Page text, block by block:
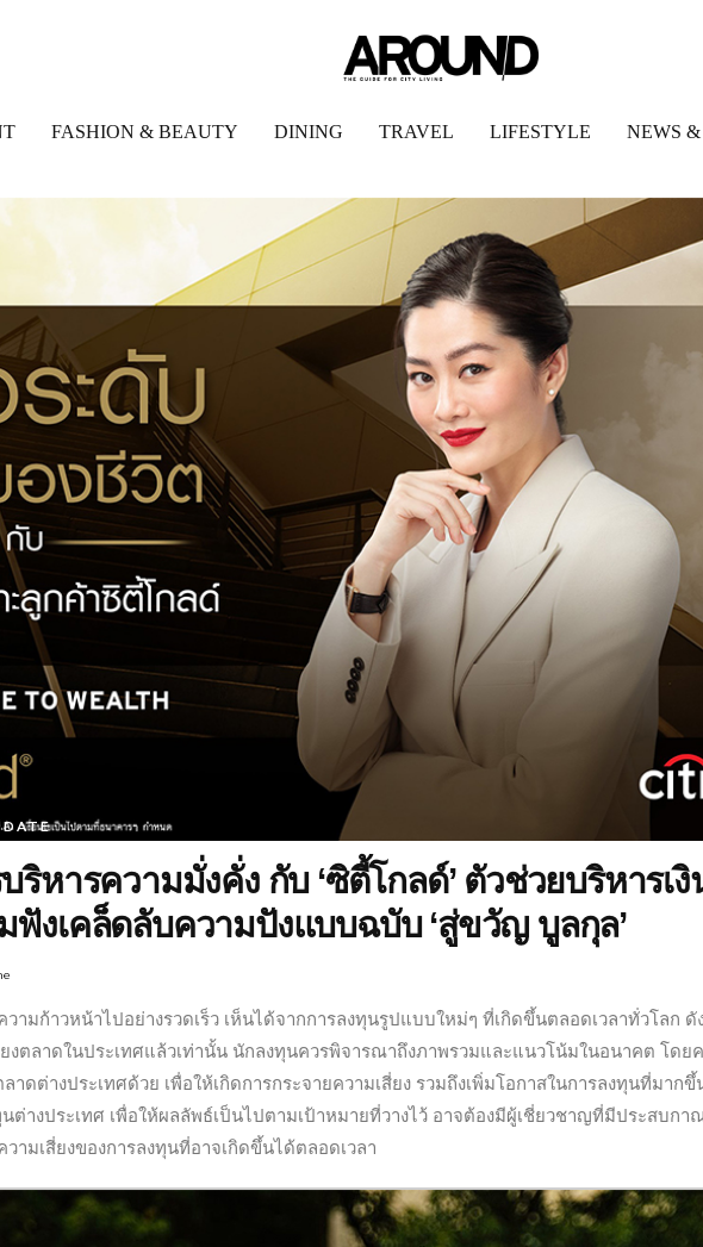
FASHION & BEAUTY DINING TRAVEL LIFESTYLE NEWS
ริหารความมั่งคั่ง กับ ‘ซิตี้โกลด์’ ตัวช่วยบริหารเงิ
ฟังเคล็ดลับความปังแบบฉบับ ‘สู่ขวัญ บูลกุล’
ามก้าวหน้าไปอย่างรวดเร็ว เห็นได้จากการลงทุนรูปแบบใหม่ๆ ที่เกิดขึ้นตลอดเวลาทั่วโลก ดั
งตลาดในประเทศแล้วเท่านั้น นักลงทุนควรพิจารณาถึงภาพรวมและแนวโน้มในอนาคต โดย
าดต่างประเทศด้วย เพื่อให้เกิดการกระจายความเสี่ยง รวมถึงเพิ่มโอกาสในการลงทุนที่มาก
นต่างประเทศ เพื่อให้ผลลัพธ์เป็นไปตามเป้าหมายที่วางไว้ อาจต้องมีผู้เชี่ยวชาญที่มีประสบก
ามเสี่ยงของการลงทุนที่อาจเกิดขึ้นได้ตลอดเวลา